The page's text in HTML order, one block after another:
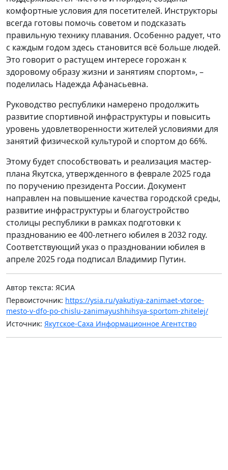
комфортные условия для посетителей. Инструкторы
всегда готовы помочь советом и подсказать
правильную технику плавания. Особенно радует, что
с каждым годом здесь становится всё больше людей.
Это говорит о растущем интересе горожан к
здоровому образу жизни и занятиям спортом», –
поделилась Надежда Афанасьевна.
Руководство республики намерено продолжить
развитие спортивной инфраструктуры и повысить
уровень удовлетворенности жителей условиями для
занятий физической культурой и спортом до 66%.
Этому будет способствовать и реализация мастер-
плана Якутска, утвержденного в феврале 2025 года
по поручению президента России. Документ
направлен на повышение качества городской среды,
развитие инфраструктуры и благоустройство
столицы республики в рамках подготовки к
празднованию ее 400-летнего юбилея в 2032 году.
Соответствующий указ о праздновании юбилея в
апреле 2025 года подписал Владимир Путин.
Автор текста: ЯСИА
Первоисточник: https://ysia.ru/yakutiya-zanimaet-vtoroe-
mesto-v-dfo-po-chislu-zanimayushhihsya-sportom-zhitelej/
Источник: Якутское-Саха Информационное Агентство